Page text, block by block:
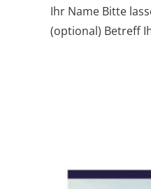
Ihr Name Bitte
(optional) Betreff